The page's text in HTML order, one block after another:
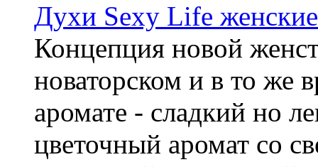
Духи Sexy Life
Концепция новой
новаторском и в то же
аромате - сладкий но
цветочный аромат со